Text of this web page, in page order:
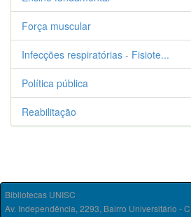
Força muscular
Infecções respiratórias - Fisiote...
Política pública
Reabilitação
Bibliotecas UNISC
Av. Independência, 2293, Bairro Universitário -